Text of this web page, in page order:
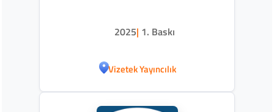
2025| 1. Baskı
Vizetek Yayıncılık